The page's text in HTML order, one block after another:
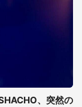
、突然の